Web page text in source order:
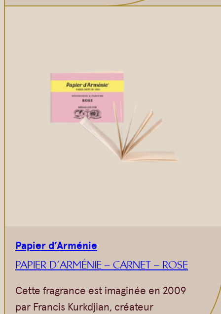
Papier d’Arménie
PAPIER D’ARMÉNIE – CARNET – ROSE
Cette fragrance est imaginée en 2009
par Francis Kurkdjian, créateur